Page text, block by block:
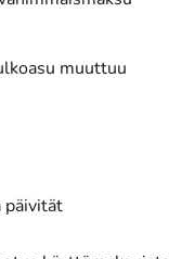
muuttuu
päivität